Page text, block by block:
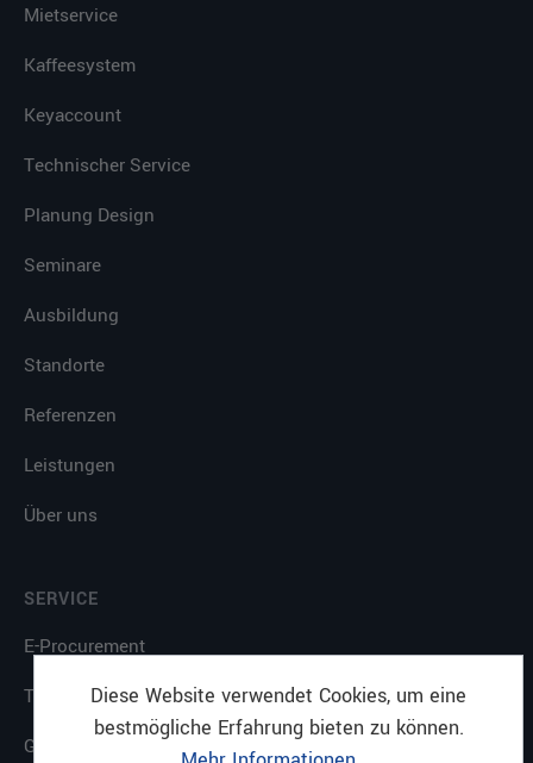
Mietservice
Kaffeesystem
Keyaccount
Technischer Service
Planung Design
Seminare
Ausbildung
Standorte
Referenzen
Leistungen
Über uns
SERVICE
E-Procurement
Themenkataloge
Gastrostore
Diese Website verwendet Cookies, um eine
bestmögliche Erfahrung bieten zu können.